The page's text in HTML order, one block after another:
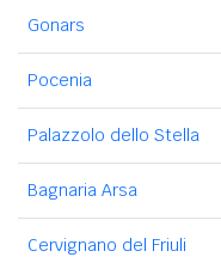
Gonars
Pocenia
Palazzolo dello Stella
Bagnaria Arsa
Cervignano del Friuli